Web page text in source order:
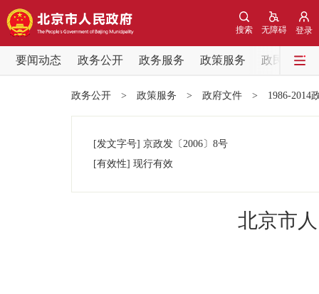
登录
无障碍
搜索
要闻动态 政务公开 政务服务 政策服务
政民互动
党中央精神
政务公开 > 政策服务 > 政府文件 > 1986-2014
[发文字号] 京政发 〔2006〕 8号
[有效性] 现行有效
北京市